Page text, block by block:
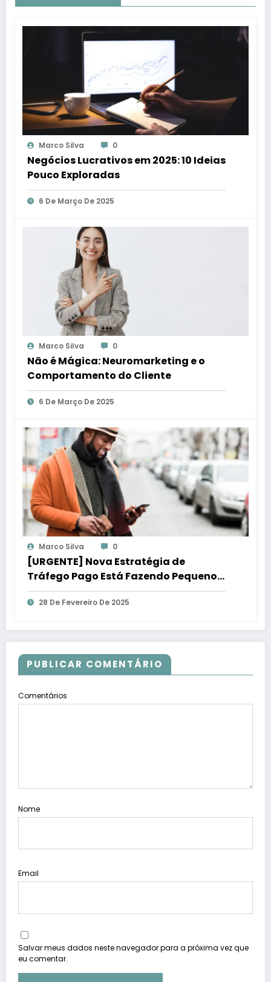
Marco Silva 0
Negócios Lucrativos em 2025: 10 Ideias
Pouco Exploradas
6 De Março De 2025
Marco Silva 0
Não é Mágica: Neuromarketing e o
Comportamento do Cliente
6 De Março De 2025
Marco Silva 0
[URGENTE] Nova Estratégia de
Tráfego Pago Está Fazendo Pequenos
Negócios Lucrar Mais!
28 De Fevereiro De 2025
PUBLICAR COMENTÁRIO
Comentários
Nome
Email
Salvar meus dados neste navegador para a próxima vez que
eu comentar.